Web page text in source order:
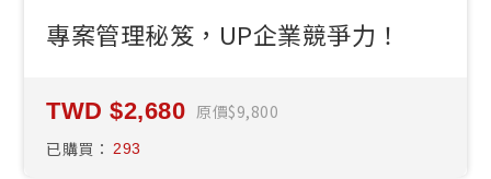
專案管理秘笈，UP企業競爭力！
2,680 原價 9,800
已購買：
293